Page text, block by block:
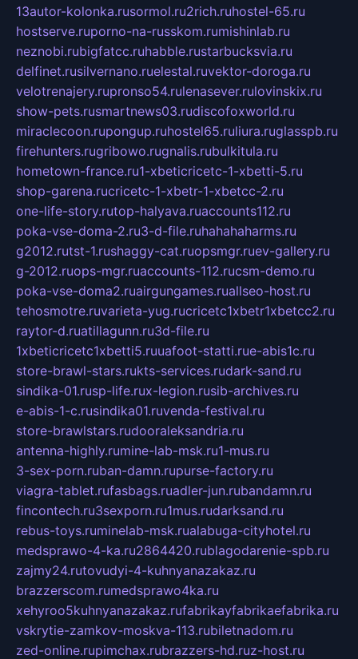
13autor-kolonka.rusormol.ru2rich.ruhostel-65.ru
hostserve.ruporno-na-russkom.rumishinlab.ru
neznobi.rubigfatcc.ruhabble.rustarbucksvia.ru
delfinet.rusilvernano.ruelestal.ruvektor-doroga.ru
velotrenajery.rupronso54.rulenasever.rulovinskix.ru
show-pets.rusmartnews03.rudiscofoxworld.ru
miraclecoon.rupongup.ruhostel65.ruliura.ruglasspb.ru
firehunters.rugribowo.rugnalis.rubulkitula.ru
hometown-france.ru1-xbeticricetc-1-xbetti-5.ru
shop-garena.rucricetc-1-xbetr-1-xbetcc-2.ru
one-life-story.rutop-halyava.ruaccounts112.ru
poka-vse-doma-2.ru3-d-file.ruhahahaharms.ru
g2012.rutst-1.rushaggy-cat.ruopsmgr.ruev-gallery.ru
g-2012.ruops-mgr.ruaccounts-112.rucsm-demo.ru
poka-vse-doma2.ruairgungames.ruallseo-host.ru
tehosmotre.ruvarieta-yug.rucricetc1xbetr1xbetcc2.ru
raytor-d.ruatillagunn.ru3d-file.ru
1xbeticricetc1xbetti5.ruuafoot-statti.rue-abis1c.ru
store-brawl-stars.rukts-services.rudark-sand.ru
sindika-01.rusp-life.rux-legion.rusib-archives.ru
e-abis-1-c.rusindika01.ruvenda-festival.ru
store-brawlstars.rudooraleksandria.ru
antenna-highly.rumine-lab-msk.ru1-mus.ru
3-sex-porn.ruban-damn.rupurse-factory.ru
viagra-tablet.rufasbags.ruadler-jun.rubandamn.ru
fincontech.ru3sexporn.ru1mus.rudarksand.ru
rebus-toys.ruminelab-msk.rualabuga-cityhotel.ru
medsprawo-4-ka.ru2864420.rublagodarenie-spb.ru
zajmy24.rutovudyi-4-kuhnyanazakaz.ru
brazzerscom.rumedsprawo4ka.ru
xehyroo5kuhnyanazakaz.rufabrikayfabrikaefabrika.ru
vskrytie-zamkov-moskva-113.rubiletnadom.ru
zed-online.rupimchax.rubrazzers-hd.ruz-host.ru